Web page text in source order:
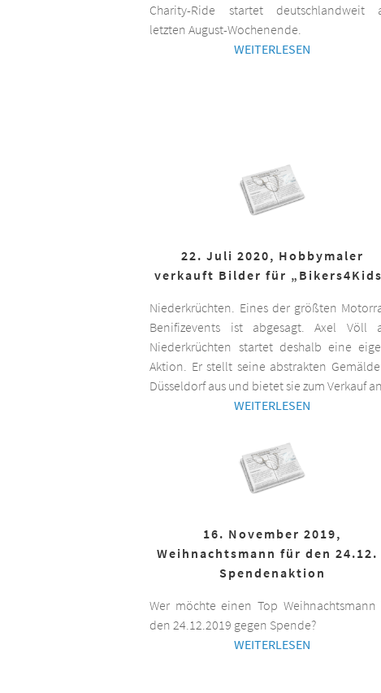
Charity-Ride startet deutschlandweit
letzten August-Wochenende.
WEITERLESEN
22. Juli 2020, Hobbymaler
verkauft Bilder für
Niederkrüchten. Eines der größten
Benifizevents ist abgesagt. Axel Völl
Niederkrüchten startet deshalb eine
Aktion. Er stellt seine abstrakten
Düsseldorf aus und bietet sie zum Verkauf
WEITERLESEN
16. November 2019,
Weihnachtsmann für den 24.12.
Spendenaktion
Wer möchte einen Top Weihnachtsmann
den 24.12.2019 gegen Spende?
WEITERLESEN